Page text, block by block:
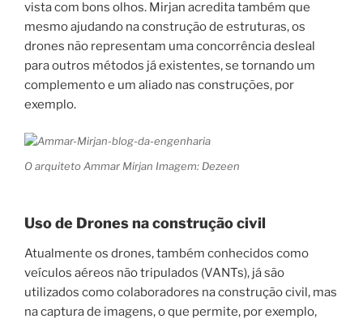
vista com bons olhos. Mirjan acredita também que
mesmo ajudando na construção de estruturas, os
drones não representam uma concorrência desleal
para outros métodos já existentes, se tornando um
complemento e um aliado nas construções, por
exemplo.
O arquiteto Ammar Mirjan Imagem: Dezeen
Uso de Drones na construção civil
Atualmente os drones, também conhecidos como
veículos aéreos não tripulados (VANTs), já são
utilizados como colaboradores na construção civil, mas
na captura de imagens, o que permite, por exemplo,